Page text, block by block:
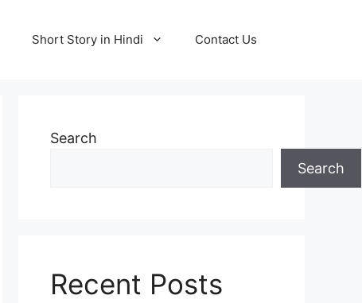
Short Story in Hindi Contact Us
Search
Search
Recent Posts